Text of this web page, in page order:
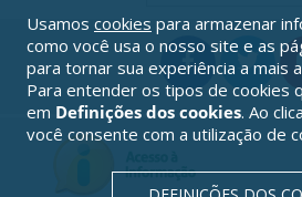
Usamos cookies para armazenar
como você usa o nosso site e as
para tornar sua experiência a mais
Para entender os tipos de cookies
em Definições dos cookies. Ao
você consente com a utilização de